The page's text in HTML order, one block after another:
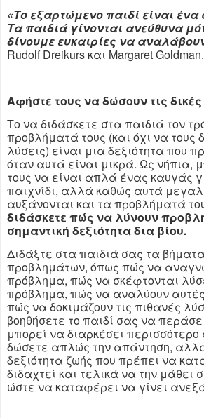
«Το εξαρτώμενο παιδί είναι ένα
Τα παιδιά γίνονται ανεύθυνα
δίνουμε ευκαιρίες να
Rudolf Dreikurs και Margaret Goldman.
Αφήστε τους να δώσουν τις
Το να διδάσκετε στα παιδιά τον
προβλήματά τους (και όχι να τους
λύσεις) είναι μια δεξιότητα που
όταν αυτά είναι μικρά. Ως νήπια,
τους να είναι απλά ένας καυγάς
παιχνίδι, αλλά καθώς αυτά
αυξάνονται και τα προβλήματά
διδάσκετε πώς να λύνουν
σημαντική δεξιότητα δια βίου.
Διδάξτε στα παιδιά σας τα
προβλημάτων, όπως πώς να
πρόβλημα, πώς να σκέφτονται
πρόβλημα, πώς να αναλύουν αυτές
πώς να δοκιμάζουν τις πιθανές
βοηθήσετε το παιδί σας να
μπορεί να διαρκέσει περισσότερο
δώσετε απλώς την απάντηση,
δεξιότητα ζωής που πρέπει να
διδαχτεί και τελικά να την μάθει
ώστε να καταφέρει να γίνει